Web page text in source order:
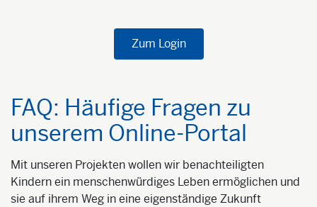
Zum Login
FAQ: Häufige Fragen zu
unserem Online-Portal
Mit unseren Projekten wollen wir benachteiligten
Kindern ein menschenwürdiges Leben ermöglichen und
sie auf ihrem Weg in eine eigenständige Zukunft